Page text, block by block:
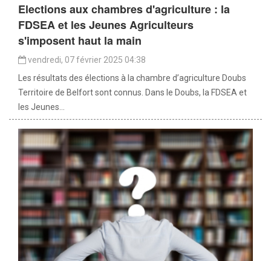
Elections aux chambres d'agriculture : la
FDSEA et les Jeunes Agriculteurs
s'imposent haut la main
vendredi, 07 février 2025 04:38
Les résultats des élections à la chambre d’agriculture Doubs
Territoire de Belfort sont connus. Dans le Doubs, la FDSEA et
les Jeunes...